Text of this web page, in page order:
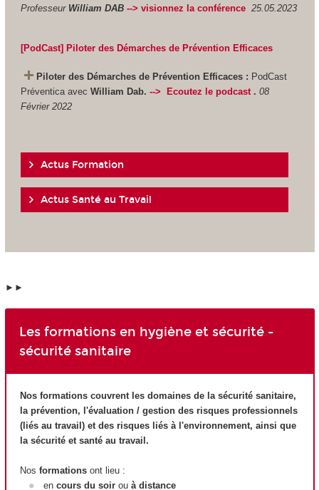
Professeur William DAB --> visionnez la conférence 25.05.2023
[PodCast] Piloter des Démarches de Prévention Efficaces
Piloter des Démarches de Prévention Efficaces : PodCast
Préventica avec William Dab. --> Ecoutez le podcast . 08
Février 2022
Actus Formation
Actus Santé au Travail
►►
Les formations en hygiène et sécurité -
sécurité sanitaire
Nos formations couvrent les domaines de la sécurité sanitaire,
la prévention, l'évaluation / gestion des risques professionnels
(liés au travail) et des risques liés à l'environnement, ainsi que
la sécurité et santé au travail.
Nos formations ont lieu :
en cours du soirou à distance